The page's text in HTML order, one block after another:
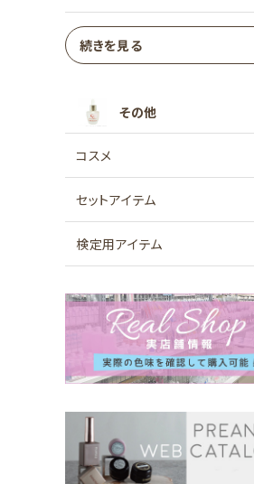
続きを見る
その他
コスメ
セットアイテム
検定用アイテム